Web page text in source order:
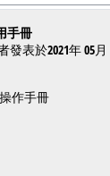
手冊
發表於2021年 05
0
作手冊